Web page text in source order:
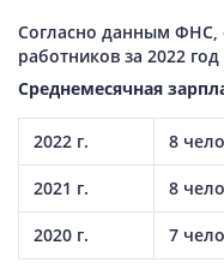
Согласно данным ФНС,
работников за 2022 год
Среднемесячная
2022 г. 8
2021 г. 8
2020 г. 7